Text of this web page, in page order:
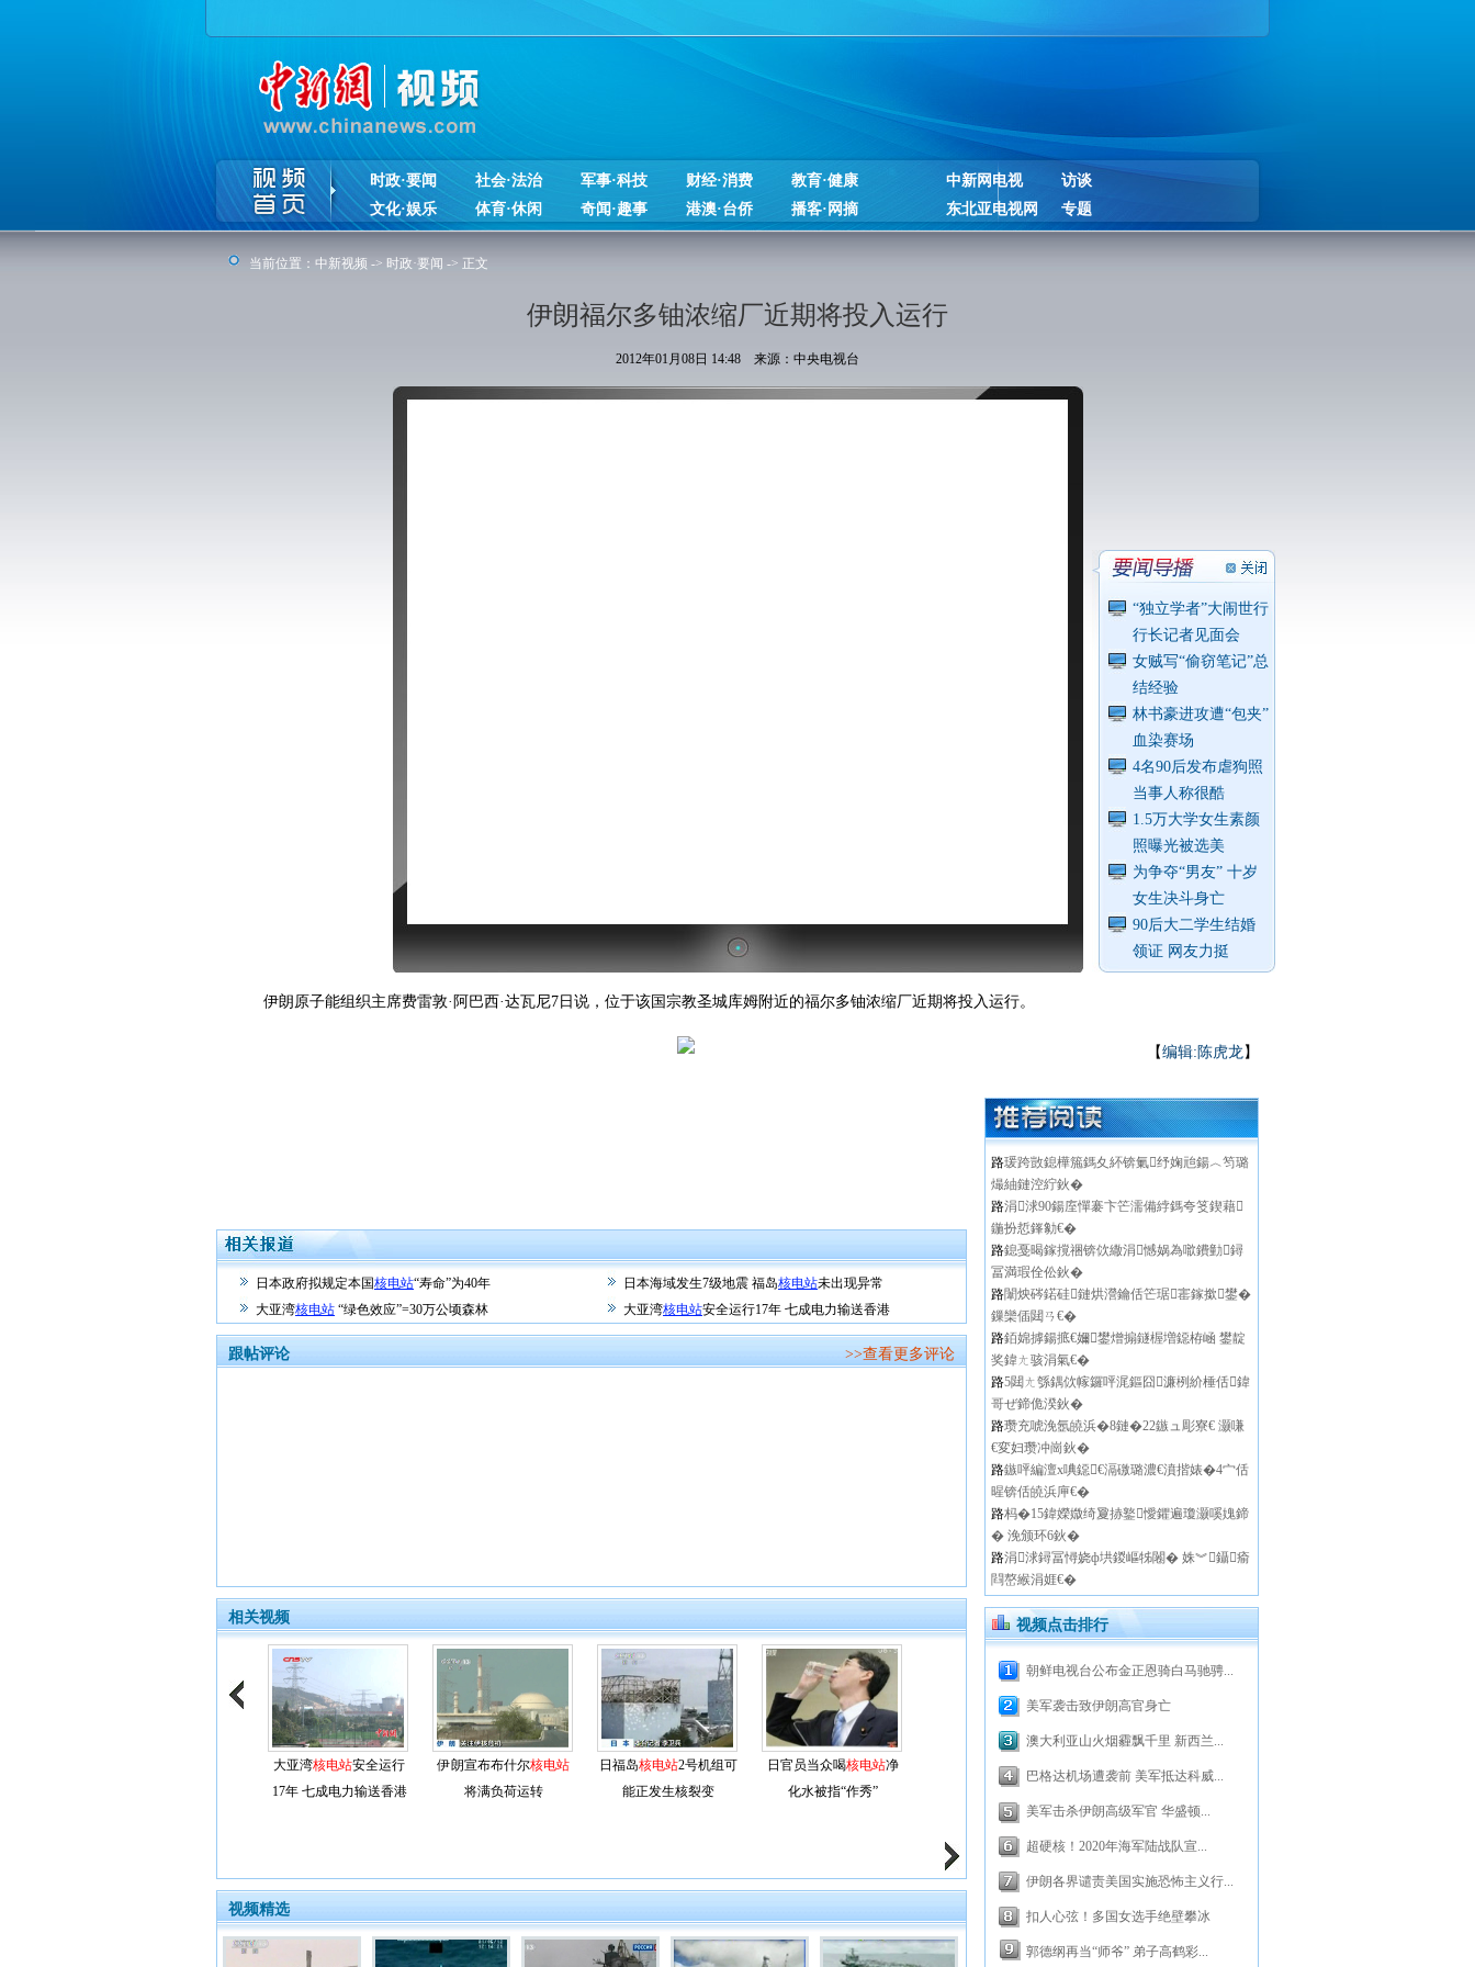
时政·要闻 社会·法治 军事·科技 财经·消费
教育·健康
文化·娱乐
体育·休闲 奇闻·趣事 港澳·台侨 播客·网摘
中新网电视
访谈
东北亚电视网
专题
当前位置： 中新视频 -> 时政·要闻 -> 正文
伊朗福尔多铀浓缩厂近期将投入运行
2012年01月08日 14:48 来源：中央电视台
“独立学者”大闹世行
行长记者见面会
女贼写“偷窃笔记”总
结经验
林书豪进攻遭“包夹”
血染赛场
4名90后发布虐狗照
当事人称很酷
1.5万大学女生素颜
照曝光被选美
为争夺“男友” 十岁
女生决斗身亡
90后大二学生结婚
领证 网友力挺
伊朗原子能组织主席费雷敦·阿巴西·达瓦尼7日说，位于该国宗教圣城库姆附近的福尔多铀浓缩厂近期将投入运行。
【编辑:陈虎龙】
日本政府拟规定本国核电站“寿命”为40年 日本海域发生7级地震 福岛核电站未出现异常
大亚湾核电站 “绿色效应”=30万公顷森林 大亚湾核电站安全运行17年 七成电力输送香港
跟帖评论 >>查看更多评论
相关视频
大亚湾核电站安全运行
17年 七成电力输送香港
伊朗宣布布什尔核电站
将满负荷运转
日福岛核电站2号机组可
能正发生核裂变
日官员当众喝核电站净
化水被指“作秀”
视频精选
路瑗跨敳鎴樺箷鎷夊紑锛氭纾婅兘鍚︿笉璐
熶紬鏈涳紵鈥�
路涓浗90鍚庢憚褰卞笀濡備綍鎷夸笅鍥藉
鍦扮悊鎽勨€�
路鎴戞暍鎵撹祵锛佽繖涓憾娲為噷鐨勭鐞
冨満瑕佺伀鈥�
路闈炴硶鍩硅鏈烘瀯鑰佸笀琚寚鎵撳鐢�
鏁欒偛閮ㄢ€�
路銆婂摢鍚掋€嬭鐢熷搧鐩楃増鐚栫崡 鐢靛
奖鍏ㄤ骇涓氣€�
路5閮ㄤ綔鍝佽幏鑼呯浘鏂囧濂栵紒棰佸鍏
哥ぜ鍗佹湀鈥�
路瓒充唬浼氬皢浜�8鏈�22鏃ュ彫寮€ 灏嗛
€変妇瓒冲崗鈥�
路鏃呯編澶х唺鐚€滆礉璐濃€濆揩婊�4宀佸
暒锛佸皢浜庘€�
路杩�15鍏嬫媺绮夐捇鐜懓鑺遍瓊灏嗘媿鍗
� 浼颁环6鈥�
路涓浗鐞冨憳娆ф垬鍐嶇牬闂� 姝︾鑷瘉
閰嶅緱涓娾€�
视频点击排行
朝鲜电视台公布金正恩骑白马驰骋...
美军袭击致伊朗高官身亡
澳大利亚山火烟霾飘千里 新西兰...
巴格达机场遭袭前 美军抵达科威...
美军击杀伊朗高级军官 华盛顿...
超硬核！2020年海军陆战队宣...
伊朗各界谴责美国实施恐怖主义行...
扣人心弦！多国女选手绝壁攀冰
郭德纲再当“师爷” 弟子高鹤彩...